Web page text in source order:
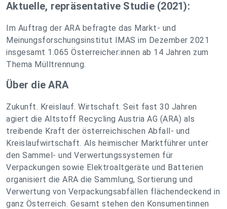
Aktuelle, repräsentative Studie (2021):
Im Auftrag der ARA befragte das Markt- und
Meinungsforschungsinstitut IMAS im Dezember 2021
insgesamt 1.065 Österreicher:innen ab 14 Jahren zum
Thema Mülltrennung.
Über die ARA
Zukunft. Kreislauf. Wirtschaft. Seit fast 30 Jahren
agiert die Altstoff Recycling Austria AG (ARA) als
treibende Kraft der österreichischen Abfall- und
Kreislaufwirtschaft. Als heimischer Marktführer unter
den Sammel- und Verwertungssystemen für
Verpackungen sowie Elektroaltgeräte und Batterien
organisiert die ARA die Sammlung, Sortierung und
Verwertung von Verpackungsabfällen flächendeckend in
ganz Österreich. Gesamt stehen den Konsumentinnen